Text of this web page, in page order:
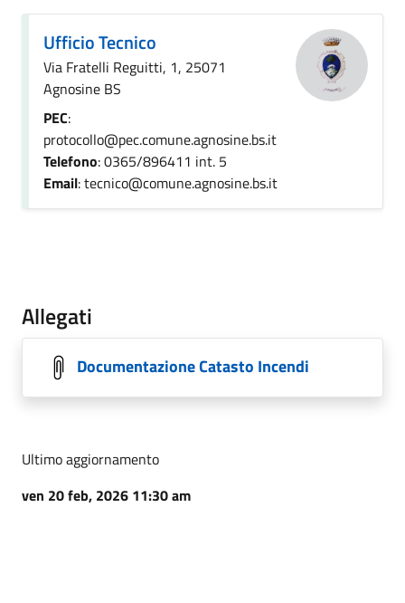
Ufficio Tecnico
Via Fratelli Reguitti, 1, 25071
Agnosine BS
PEC:
protocollo@pec.comune.agnosine.bs.it
Telefono: 0365/896411 int. 5
Email: tecnico@comune.agnosine.bs.it
Allegati
Documentazione Catasto Incendi
Ultimo aggiornamento
ven 20 feb, 2026 11:30 am